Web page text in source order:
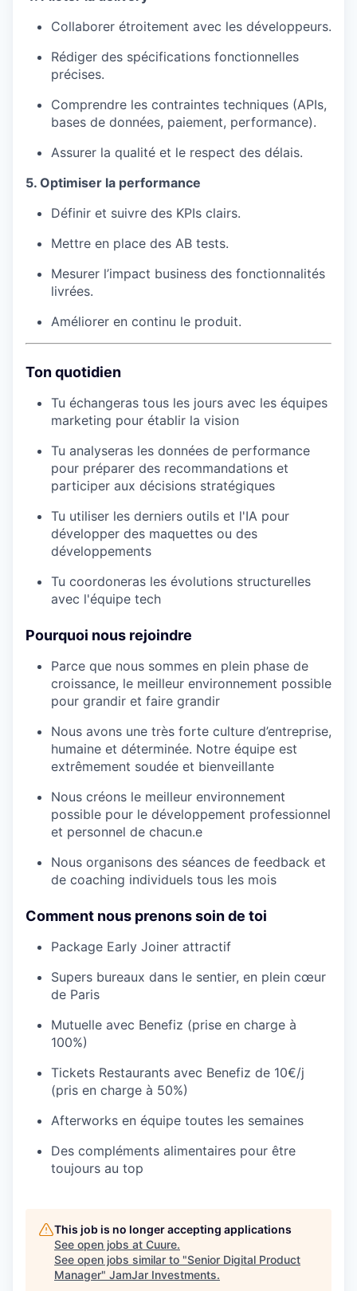
Collaborer étroitement avec les développeurs.
Rédiger des spécifications fonctionnelles
précises.
Comprendre les contraintes techniques (APIs,
bases de données, paiement, performance).
Assurer la qualité et le respect des délais.
5. Optimiser la performance
Définir et suivre des KPIs clairs.
Mettre en place des AB tests.
Mesurer l’impact business des fonctionnalités
livrées.
Améliorer en continu le produit.
Ton quotidien
Tu échangeras tous les jours avec les équipes
marketing pour établir la vision
Tu analyseras les données de performance
pour préparer des recommandations et
participer aux décisions stratégiques
Tu utiliser les derniers outils et l'IA pour
développer des maquettes ou des
développements
Tu coordoneras les évolutions structurelles
avec l'équipe tech
Pourquoi nous rejoindre
Parce que nous sommes en plein phase de
croissance, le meilleur environnement possible
pour grandir et faire grandir
Nous avons une très forte culture d’entreprise,
humaine et déterminée. Notre équipe est
extrêmement soudée et bienveillante
Nous créons le meilleur environnement
possible pour le développement professionnel
et personnel de chacun.e
Nous organisons des séances de feedback et
de coaching individuels tous les mois
Comment nous prenons soin de toi
Package Early Joiner attractif
Supers bureaux dans le sentier, en plein cœur
de Paris
Mutuelle avec Benefiz (prise en charge à
100%)
Tickets Restaurants avec Benefiz de 10€/j
(pris en charge à 50%)
Afterworks en équipe toutes les semaines
Des compléments alimentaires pour être
toujours au top
This job is no longer accepting applications
See open jobs at Cuure.
See open jobs similar to "Senior Digital Product
Manager" JamJar Investments.